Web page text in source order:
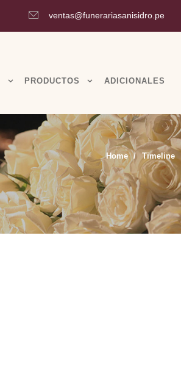
ventas@funerariasanisidro.pe
PRODUCTOS ADICIONALES
Home Timeline